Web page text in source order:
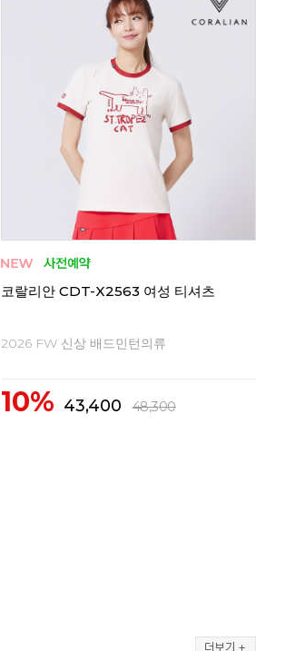
코랄리안 CRT-H2558 여성 티셔츠
2026 FW 신상 배드민턴의류
10% 62,300 69,300